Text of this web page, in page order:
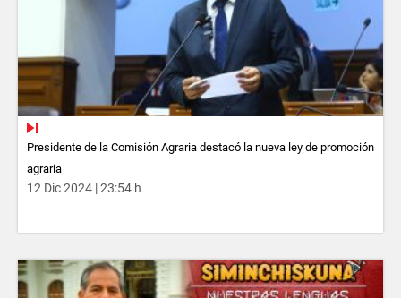
Presidente de la Comisión Agraria destacó la nueva ley de promoción
agraria
12 Dic 2024 | 23:54 h